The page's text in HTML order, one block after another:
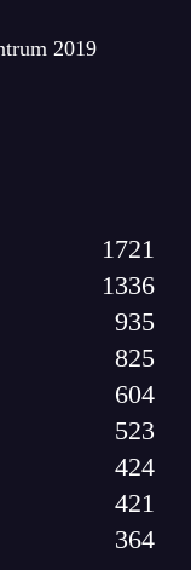
2019
1721
1336
935
825
604
523
424
421
364